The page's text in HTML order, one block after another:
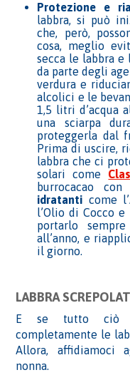
Protezione e
labbra, si può
che, però,
cosa, meglio
secca le labbra
da parte degli
verdura e
alcolici e le
1,5 litri d’acqua
una sciarpa
proteggerla dal
Prima di uscire,
labbra che ci
solari come
burrocacao con
idratanti come
l’Olio di Cocco e
portarlo
all’anno, e
il giorno.
LABBRA
E se tutto ciò
completamente le
Allora, affidiamoci
nonna.